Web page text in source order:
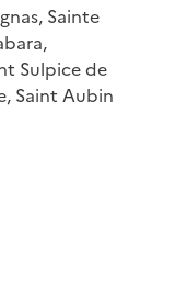
Sainte
Sulpice de
Saint Aubin